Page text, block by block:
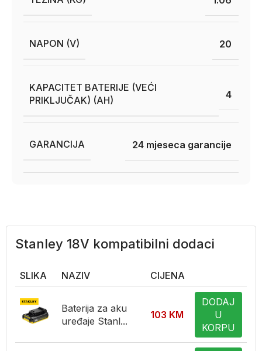
NAPON (V) 20
KAPACITET BATERIJE (VEĆI
PRIKLJUČAK) (AH)
4
GARANCIJA 24 mjeseca garancije
Stanley 18V kompatibilni dodaci
SLIKA NAZIV CIJENA
Baterija za aku
uređaje Stanl...
103 KM
DODAJ
U
KORPU